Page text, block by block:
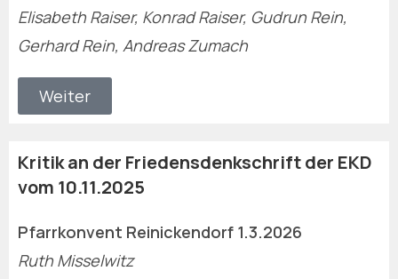
Elisabeth Raiser, Konrad Raiser, Gudrun Rein,
Gerhard Rein, Andreas Zumach
Weiter
Kritik an der Friedensdenkschrift der EKD
vom 10.11.2025
Pfarrkonvent Reinickendorf 1.3.2026
Ruth Misselwitz